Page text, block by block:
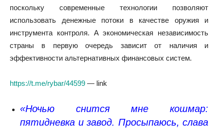
поскольку современные технологии позволяют
использовать денежные потоки в качестве оружия и
инструмента контроля. А экономическая независимость
страны в первую очередь зависит от наличия и
эффективности альтернативных финансовых систем.
https://t.me/rybar/44599 — link
«Ночью снится мне кошмар:
пятидневка и завод. Просыпаюсь, слава